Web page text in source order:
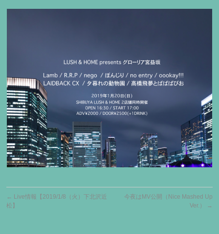
← Live情報【2019/1/8（火）下北沢近
松】
今夜はMV公開（Nice Mashed Up
Ver.）
→